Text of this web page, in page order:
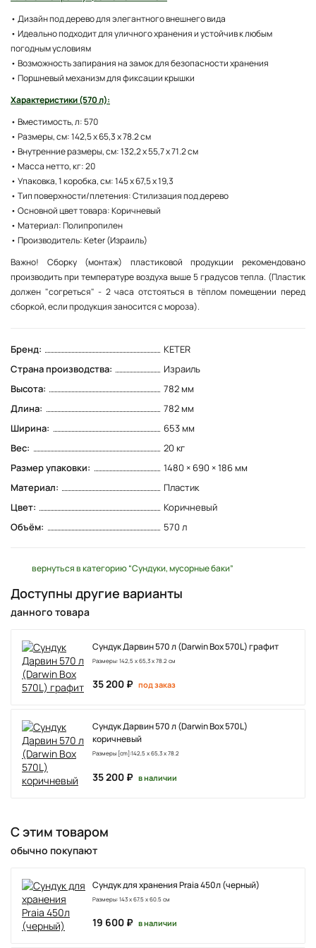
• Дизайн под дерево для элегантного внешнего вида
• Идеально подходит для уличного хранения и устойчив к любым
погодным условиям
• Возможность запирания на замок для безопасности хранения
• Поршневый механизм для фиксации крышки
Характеристики (570 л):
• Вместимость, л: 570
• Размеры, см: 142,5 x 65,3 x 78.2 см
• Внутренние размеры, см: 132,2 x 55,7 x 71.2 см
• Масса нетто, кг: 20
• Упаковка, 1 коробка, см: 145 x 67,5 x 19,3
• Тип поверхности/плетения: Стилизация под дерево
• Основной цвет товара: Коричневый
• Материал: Полипропилен
• Производитель: Keter (Израиль)
Важно! Сборку (монтаж) пластиковой продукции рекомендовано
производить при температуре воздуха выше 5 градусов тепла. (Пластик
должен "согреться" - 2 часа отстояться в тёплом помещении перед
сборкой, если продукция заносится с мороза).
Бренд:
KETER
Страна производства:
Израиль
Высота:
782 мм
Длина:
782 мм
Ширина:
653 мм
Вес:
20 кг
Размер упаковки:
1480 × 690 × 186 мм
Материал:
Пластик
Цвет:
Коричневый
Объём:
570 л
вернуться в категорию “Сундуки, мусорные баки”
Доступны другие варианты
данного товара
Сундук Дарвин 570 л (Darwin Box 570L) графит
Размеры: 142,5 x 65,3 x 78.2 см
35 200 ₽ под заказ
Сундук Дарвин 570 л (Darwin Box 570L)
коричневый
Размеры [cm]:142,5 x 65,3 x 78.2
35 200 ₽ в наличии
С этим товаром
обычно покупают
Сундук для хранения Praia 450л (черный)
Размеры: 143 х 67.5 х 60.5 см
19 600 ₽ в наличии